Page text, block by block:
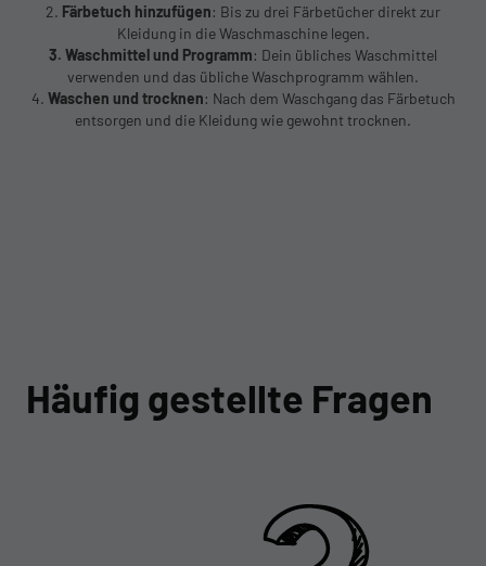
2. Färbetuch hinzufügen: Bis zu drei Färbetücher direkt zur
Kleidung in die Waschmaschine legen.
3. Waschmittel und Programm: Dein übliches Waschmittel
verwenden und das übliche Waschprogramm wählen.
4. Waschen und trocknen: Nach dem Waschgang das Färbetuch
entsorgen und die Kleidung wie gewohnt trocknen.
Häufig gestellte Fragen